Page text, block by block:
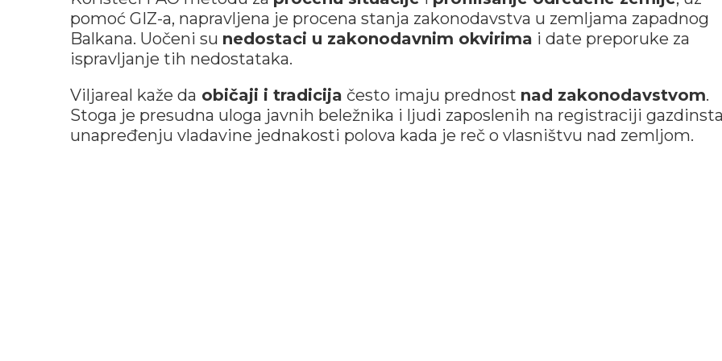
pomoć GIZ-a, napravljena je procena stanja zakonodavstva u zemljama zapadnog
Balkana. Uočeni su nedostaci u zakonodavnim okvirima i date preporuke za
ispravljanje tih nedostataka.
Viljareal kaže da običaji i tradicija često imaju prednost nad zakonodavstvom.
Stoga je presudna uloga javnih beležnika i ljudi zaposlenih na registraciji
unapređenju vladavine jednakosti polova kada je reč o vlasništvu nad zemljom.